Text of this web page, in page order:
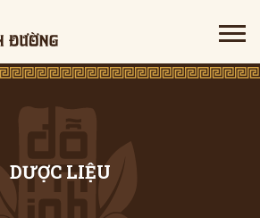
DƯỢC LIỆU